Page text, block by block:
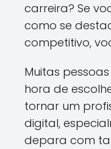
carreira? Se
como se
competitivo,
Muitas
hora de
tornar um
digital,
depara com